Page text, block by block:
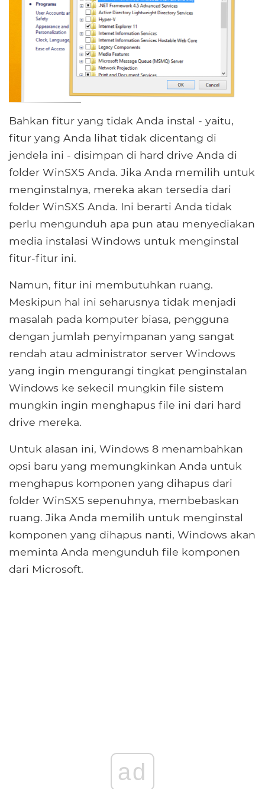
Bahkan fitur yang tidak Anda instal - yaitu,
fitur yang Anda lihat tidak dicentang di
jendela ini - disimpan di hard drive Anda di
folder WinSXS Anda. Jika Anda memilih untuk
menginstalnya, mereka akan tersedia dari
folder WinSXS Anda. Ini berarti Anda tidak
perlu mengunduh apa pun atau menyediakan
media instalasi Windows untuk menginstal
fitur-fitur ini.
Namun, fitur ini membutuhkan ruang.
Meskipun hal ini seharusnya tidak menjadi
masalah pada komputer biasa, pengguna
dengan jumlah penyimpanan yang sangat
rendah atau administrator server Windows
yang ingin mengurangi tingkat penginstalan
Windows ke sekecil mungkin file sistem
mungkin ingin menghapus file ini dari hard
drive mereka.
Untuk alasan ini, Windows 8 menambahkan
opsi baru yang memungkinkan Anda untuk
menghapus komponen yang dihapus dari
folder WinSXS sepenuhnya, membebaskan
ruang. Jika Anda memilih untuk menginstal
komponen yang dihapus nanti, Windows akan
meminta Anda mengunduh file komponen
dari Microsoft.
ad